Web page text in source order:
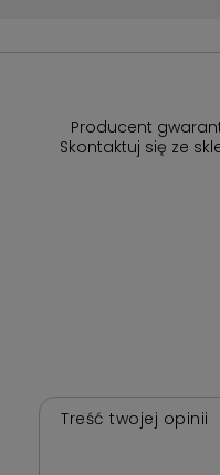
Producent
Skontaktuj się ze
Treść twojej opinii